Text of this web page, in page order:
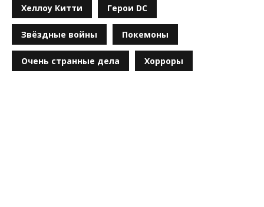
Хеллоу Китти Герои DC
Звёздные войны Покемоны
Очень странные дела Хорроры